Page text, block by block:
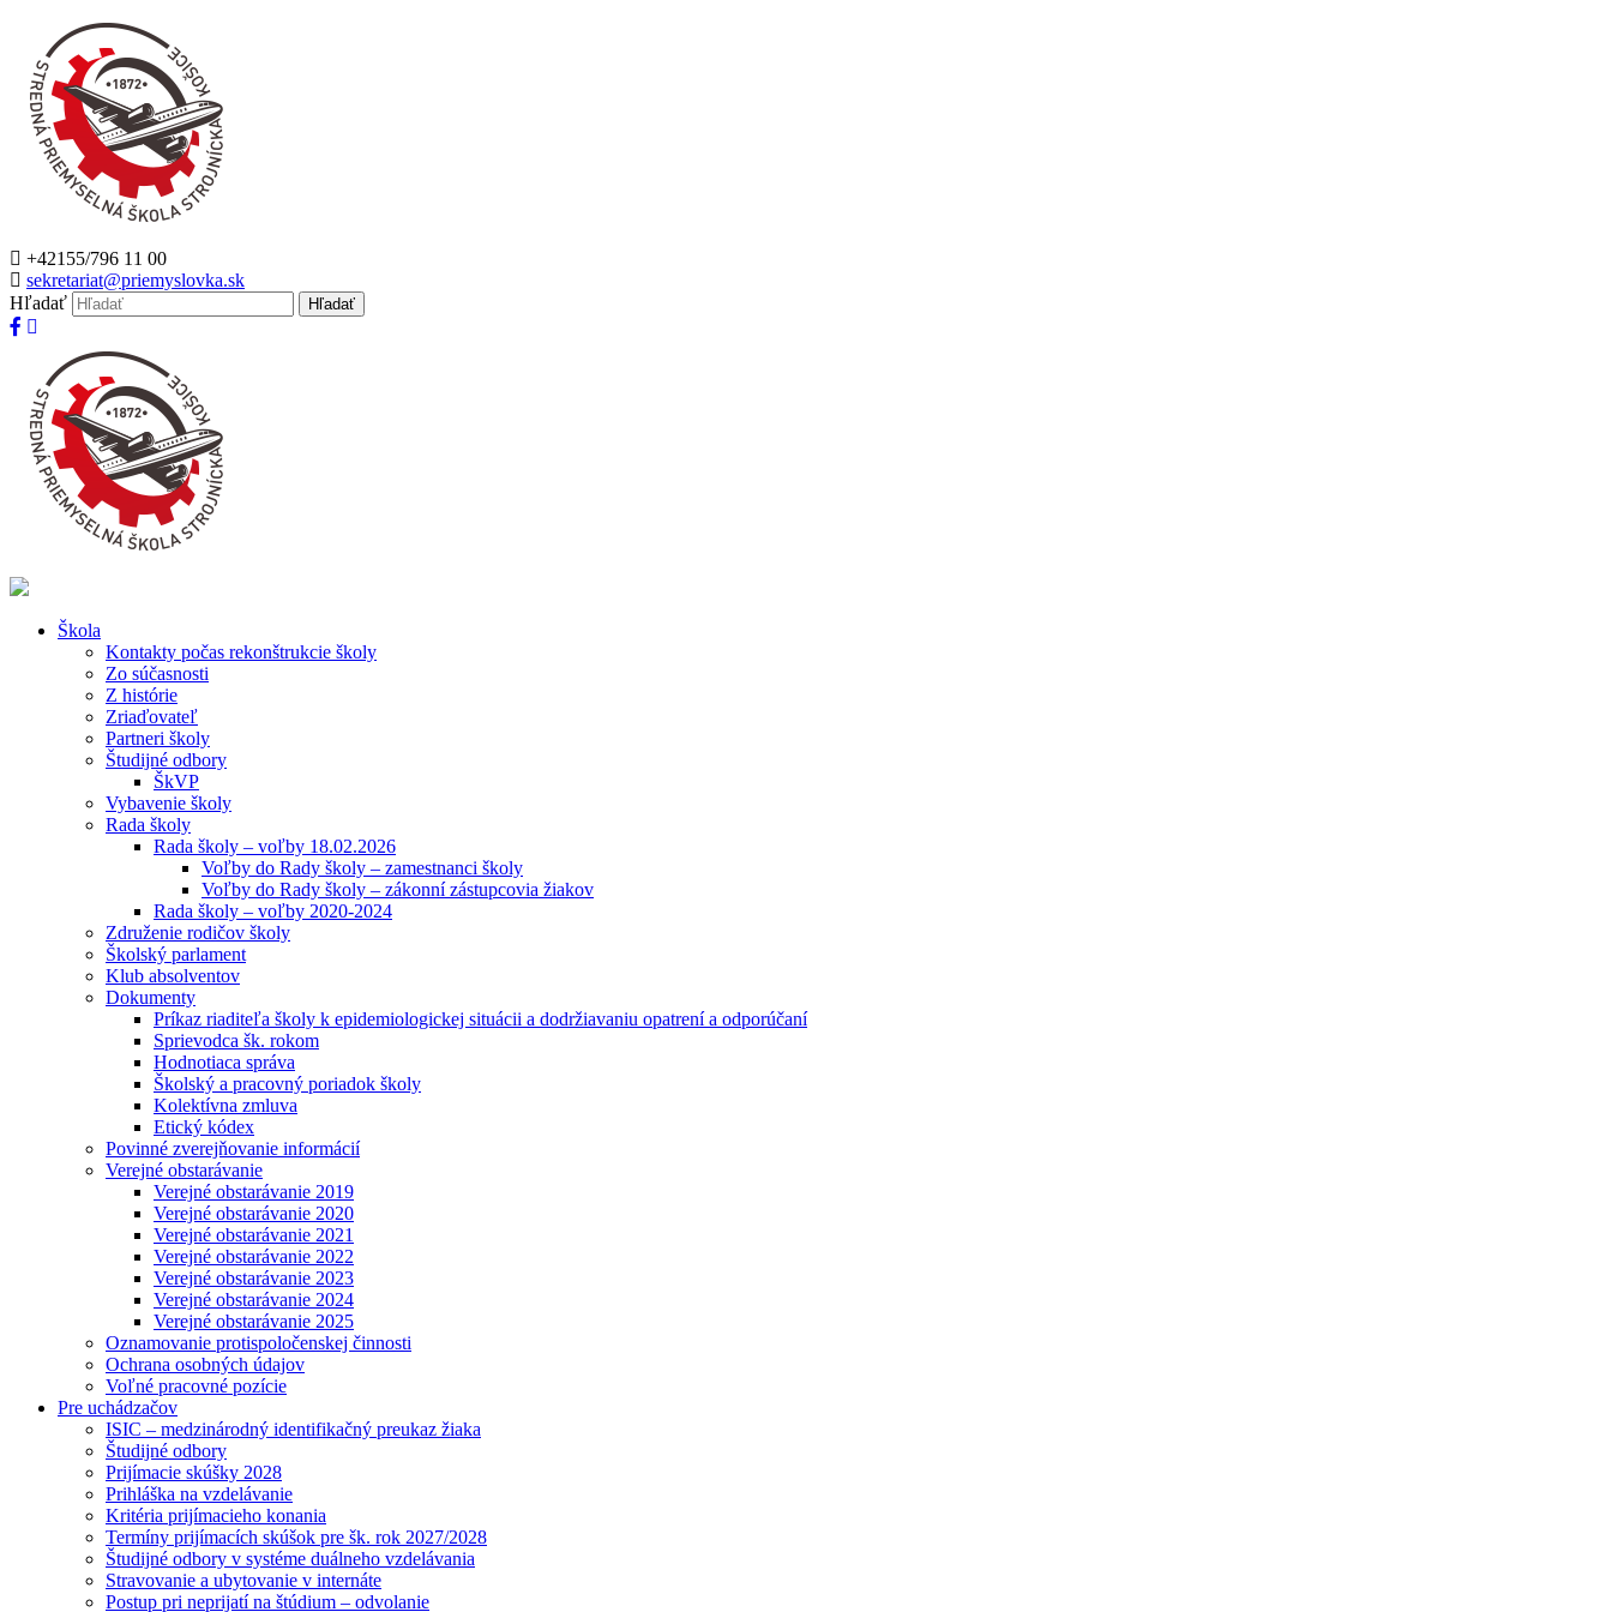
+42155/796 11 00
sekretariat@priemyslovka.sk
Hľadať
Škola
Kontakty počas rekonštrukcie školy
Zo súčasnosti
Z histórie
Zriaďovateľ
Partneri školy
Študijné odbory
ŠkVP
Vybavenie školy
Rada školy
Rada školy – voľby 18.02.2026
Voľby do Rady školy – zamestnanci školy
Voľby do Rady školy – zákonní zástupcovia žiakov
Rada školy – voľby 2020-2024
Združenie rodičov školy
Školský parlament
Klub absolventov
Dokumenty
Príkaz riaditeľa školy k epidemiologickej situácii a dodržiavaniu opatrení a odporúčaní
Sprievodca šk. rokom
Hodnotiaca správa
Školský a pracovný poriadok školy
Kolektívna zmluva
Etický kódex
Povinné zverejňovanie informácií
Verejné obstarávanie
Verejné obstarávanie 2019
Verejné obstarávanie 2020
Verejné obstarávanie 2021
Verejné obstarávanie 2022
Verejné obstarávanie 2023
Verejné obstarávanie 2024
Verejné obstarávanie 2025
Oznamovanie protispoločenskej činnosti
Ochrana osobných údajov
Voľné pracovné pozície
Pre uchádzačov
ISIC – medzinárodný identifikačný preukaz žiaka
Študijné odbory
Prijímacie skúšky 2028
Prihláška na vzdelávanie
Kritéria prijímacieho konania
Termíny prijímacích skúšok pre šk. rok 2027/2028
Študijné odbory v systéme duálneho vzdelávania
Stravovanie a ubytovanie v internáte
Postup pri neprijatí na štúdium – odvolanie